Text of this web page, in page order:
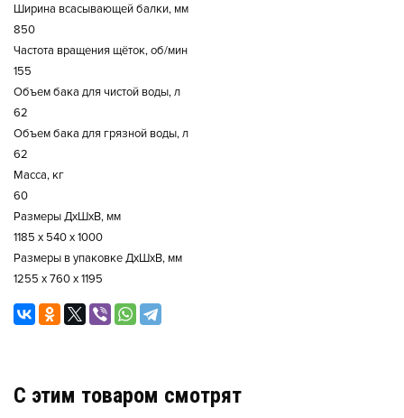
Ширина всасывающей балки, мм
850
Частота вращения щёток, об/мин
155
Объем бака для чистой воды, л
62
Объем бака для грязной воды, л
62
Масса, кг
60
Размеры ДхШхВ, мм
1185 x 540 x 1000
Размеры в упаковке ДхШхВ, мм
1255 x 760 x 1195
C этим товаром смотрят